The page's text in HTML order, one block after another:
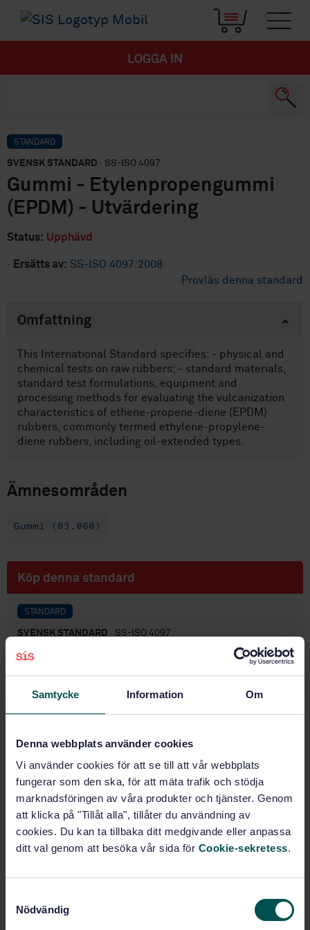
Samtycke Information Om
Denna webbplats använder cookies
Vi använder cookies för att se till att vår webbplats
fungerar som den ska, för att mäta trafik och stödja
marknadsföringen av våra produkter och tjänster. Genom
att klicka på "Tillåt alla", tillåter du användning av
cookies. Du kan ta tillbaka ditt medgivande eller anpassa
ditt val genom att besöka vår sida för Cookie-sekretess.
Nödvändig
LOGGA IN
STANDARD
SVENSK STANDARD · SS-ISO 4097
Gummi - Etylenpropengummi
(EPDM) - Utvärdering
Status: Upphävd
· Ersätts av: SS-ISO 4097:2008
Provläs denna standard
Omfattning
This International Standard specifies: - physical and
chemical tests on raw rubbers; - standard materials,
standard test formulations, equipment and
processing methods for evaluating the vulcanization
characteristics of ethene-propene-diene (EPDM)
rubbers, commonly termed ethylene-propylene-
diene rubbers, including oil-extended types.
Ämnesområden
Gummi (83.060)
Köp denna standard
STANDARD
SVENSK STANDARD · SS-ISO 4097
Gummi - Etylenpropengummi (EPDM) - Utvärdering
Pris:943 SEK
PDF
Fler alternativ
Produktinformation
Framtagen av:Svenska institutet för
Internationell titel: